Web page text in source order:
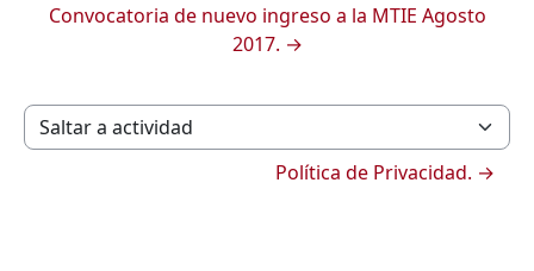
Convocatoria de nuevo ingreso a la MTIE Agosto
2017. →
Saltar a actividad
Política de Privacidad. →